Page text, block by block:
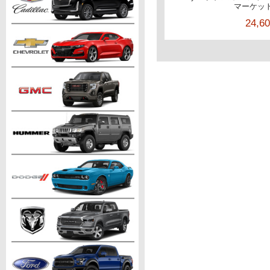
マーケッ